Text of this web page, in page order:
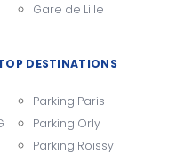
Gare de Lille
DESTINATIONS
Parking Paris
Parking Orly
Parking Roissy